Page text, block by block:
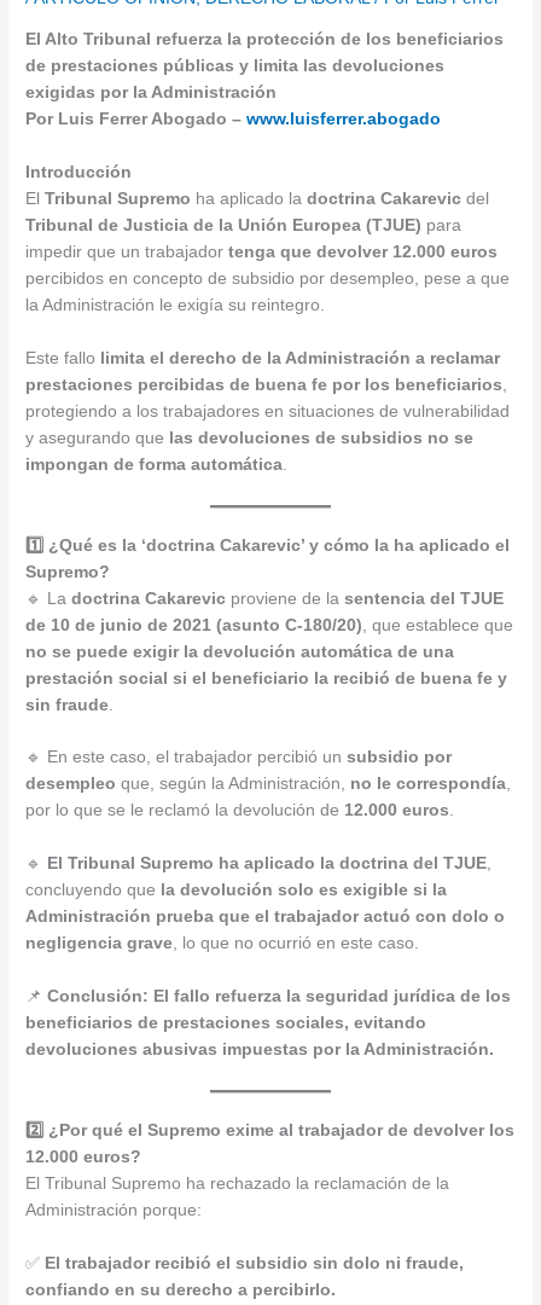
El Alto Tribunal refuerza la protección de los beneficiarios
de prestaciones públicas y limita las devoluciones
exigidas por la Administración
Por Luis Ferrer Abogado –www.luisferrer.abogado
Introducción
ElTribunal Supremo ha aplicado ladoctrina Cakarevic del
Tribunal de Justicia de la Unión Europea (TJUE) para
impedir que un trabajadortenga que devolver 12.000 euros
percibidos en concepto de subsidio por desempleo, pese a que
la Administración le exigía su reintegro.
Este fallo limita el derecho de la Administración a reclamar
prestaciones percibidas de buena fe por los beneficiarios
protegiendo a los trabajadores en situaciones de vulnerabilidad
y asegurando que las devoluciones de subsidios no se
impongan de forma automática
1️⃣ ¿Qué es la ‘doctrina Cakarevic’ y cómo la ha aplicado el
Supremo?
🔹 Ladoctrina Cakarevic proviene de lasentencia del TJUE
de 10 de junio de 2021 (asunto C-180/20) , que establece que
no se puede exigir la devolución automática de una
prestación social si el beneficiario la recibió de buena fe y
sin fraude
🔹 En este caso, el trabajador percibió unsubsidio por
desempleo que, según la Administración, no le correspondía,
por lo que se le reclamó la devolución de 12.000 euros.
🔹 El Tribunal Supremo ha aplicado la doctrina del TJUE,
concluyendo que la devolución solo es exigible si la
Administración prueba que el trabajador actuó con dolo o
negligencia grave, lo que no ocurrió en este caso.
📌Conclusión: El fallo refuerza la seguridad jurídica de los
beneficiarios de prestaciones sociales, evitando
devoluciones abusivas impuestas por la Administración.
2️⃣ ¿Por qué el Supremo exime al trabajador de devolver los
12.000 euros?
El Tribunal Supremo ha rechazado la reclamación de la
Administración porque:
✅ El trabajador recibió el subsidio sin dolo ni fraude,
confiando en su derecho a percibirlo.